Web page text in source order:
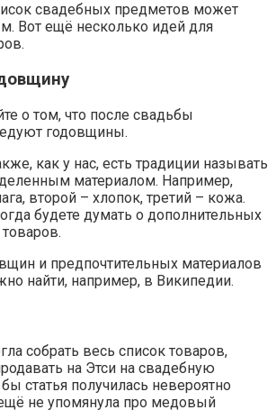
свадебных предметов может
Вот ещё несколько идей для
о том, что после свадьбы
годовщины.
как у нас, есть традиции называть
материалом. Например,
второй – хлопок, третий – кожа.
будете думать о дополнительных
и предпочтительных материалов
найти, например, в Википедии.
собрать весь список товаров,
на Этси на свадебную
статья получилась невероятно
не упомянула про медовый